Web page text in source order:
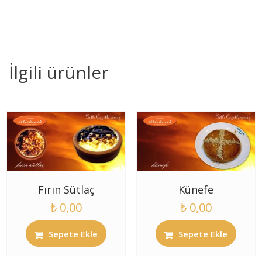
İlgili ürünler
Fırın Sütlaç
₺ 0,00
Sepete Ekle
Künefe
₺0,00
Sepete Ekle